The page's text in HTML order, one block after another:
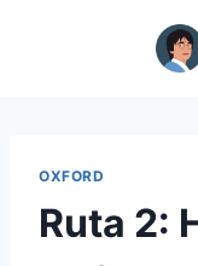
OXFORD
Ruta 2: